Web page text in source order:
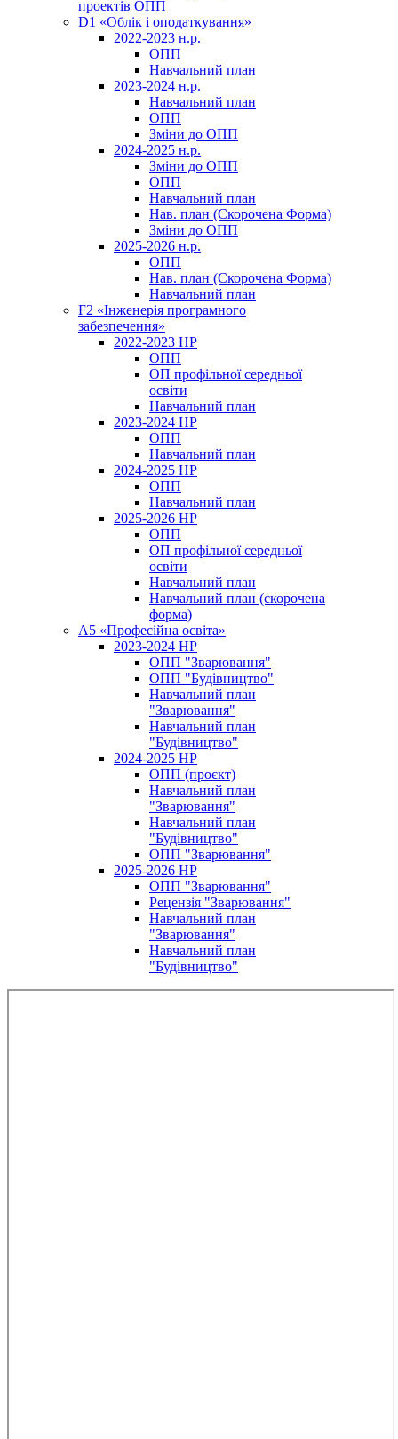
проектів ОПП
D1 «Облік і оподаткування»
2022-2023 н.р.
ОПП
Навчальний план
2023-2024 н.р.
Навчальний план
ОПП
Зміни до ОПП
2024-2025 н.р.
Зміни до ОПП
ОПП
Навчальний план
Нав. план (Скорочена Форма)
Зміни до ОПП
2025-2026 н.р.
ОПП
Нав. план (Скорочена Форма)
Навчальний план
F2 «Інженерія програмного
забезпечення»
2022-2023 НР
ОПП
ОП профільної середньої
освіти
Навчальний план
2023-2024 НР
ОПП
Навчальний план
2024-2025 НР
ОПП
Навчальний план
2025-2026 НР
ОПП
ОП профільної середньої
освіти
Навчальний план
Навчальний план (скорочена
форма)
A5 «Професійна освіта»
2023-2024 НР
ОПП "Зварювання"
ОПП "Будівництво"
Навчальний план
"Зварювання"
Навчальний план
"Будівництво"
2024-2025 НР
ОПП (проєкт)
Навчальний план
"Зварювання"
Навчальний план
"Будівництво"
ОПП "Зварювання"
2025-2026 НР
ОПП "Зварювання"
Рецензія "Зварювання"
Навчальний план
"Зварювання"
Навчальний план
"Будівництво"